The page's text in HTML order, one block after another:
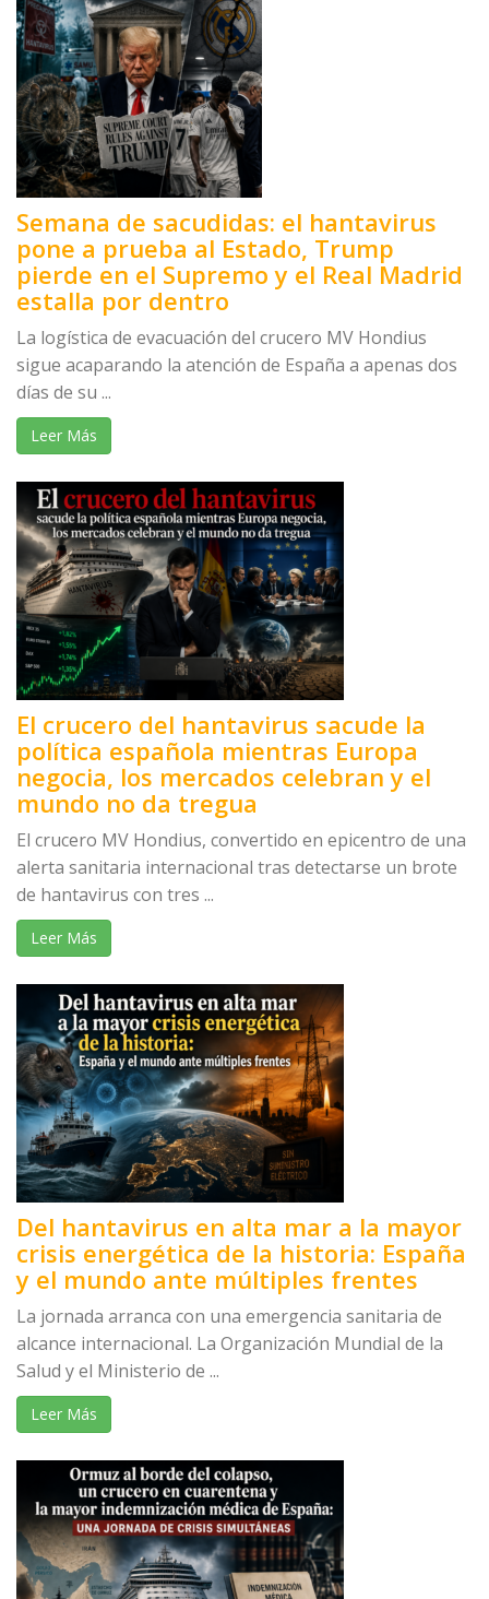
Semana de sacudidas: el hantavirus
pone a prueba al Estado, Trump
pierde en el Supremo y el Real Madrid
estalla por dentro
La logística de evacuación del crucero MV Hondius
sigue acaparando la atención de España a apenas dos
días de su ...
Leer Más
El crucero del hantavirus sacude la
política española mientras Europa
negocia, los mercados celebran y el
mundo no da tregua
El crucero MV Hondius, convertido en epicentro de una
alerta sanitaria internacional tras detectarse un brote
de hantavirus con tres ...
Leer Más
Del hantavirus en alta mar a la mayor
crisis energética de la historia: España
y el mundo ante múltiples frentes
La jornada arranca con una emergencia sanitaria de
alcance internacional. La Organización Mundial de la
Salud y el Ministerio de ...
Leer Más